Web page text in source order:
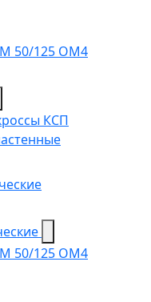
50/125 OM4
КСП
50/125 OM4